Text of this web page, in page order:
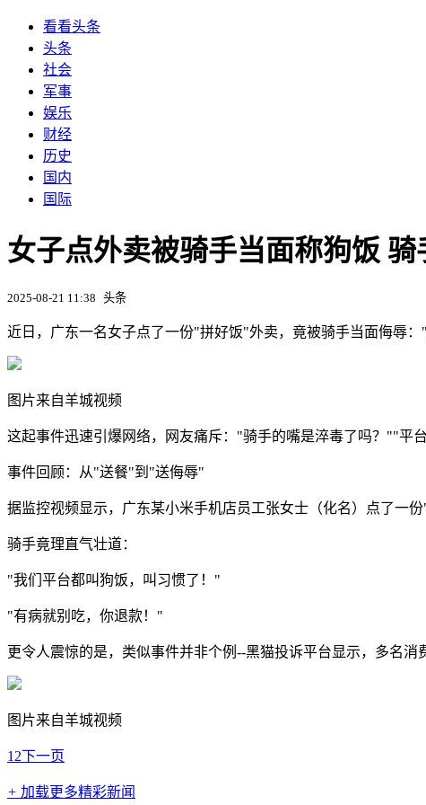
看看头条
头条
社会
军事
娱乐
财经
历史
国内
国际
女子点外卖被骑手当面称狗饭 骑
2025-08-21 11:38 头条
近日，广东一名女子点了一份"拼好饭"外卖，竟被骑手当面侮辱
图片来自羊城视频
这起事件迅速引爆网络，网友痛斥："骑手的嘴是淬毒了吗？""平
事件回顾：从"送餐"到"送侮辱"
据监控视频显示，广东某小米手机店员工张女士（化名）点了一
骑手竟理直气壮道：
"我们平台都叫狗饭，叫习惯了！"
"有病就别吃，你退款！"
更令人震惊的是，类似事件并非个例--黑猫投诉平台显示，多名
图片来自羊城视频
1 2下一页
+ 加载更多精彩新闻